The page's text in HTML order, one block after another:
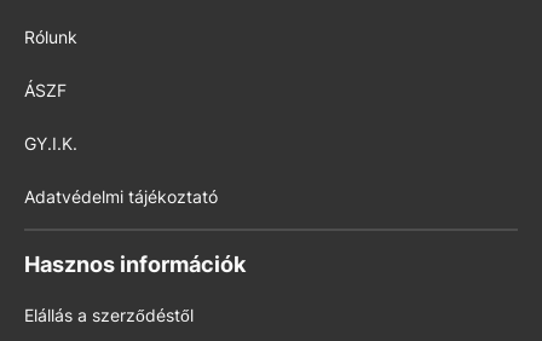
Rólunk
ÁSZF
GY.I.K.
Adatvédelmi tájékoztató
Hasznos információk
Elállás a szerződéstől